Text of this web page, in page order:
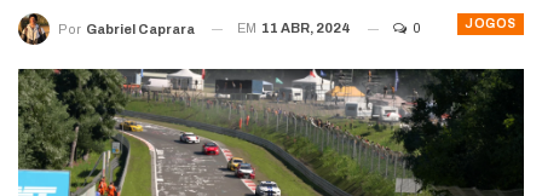
JOGOS
Por Gabriel Caprara EM 11 ABR, 2024 0